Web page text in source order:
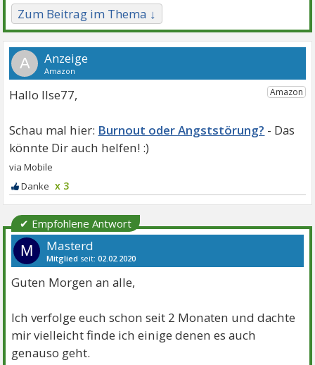
Zum Beitrag im Thema ↓
A
Hallo Ilse77,
Burnout oder Angststörung?
x 3
✔ Empfohlene Antwort
M Masterd
Mitglied seit:02.02.2020
Guten Morgen an alle,
Ich verfolge euch schon seit 2 Monaten und dachte
mir vielleicht finde ich einige denen es auch
genauso geht.